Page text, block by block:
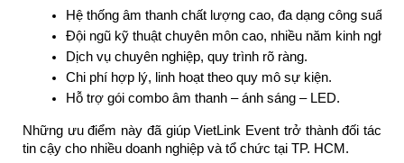
Hệ thống âm thanh chất lượng cao, đa dạng công suất.
Đội ngũ kỹ thuật chuyên môn cao, nhiều năm kinh
Dịch vụ chuyên nghiệp, quy trình rõ ràng.
Chi phí hợp lý, linh hoạt theo quy mô sự kiện.
Hỗ trợ gói combo âm thanh – ánh sáng – LED.
Những ưu điểm này đã giúp VietLink Event trở thành đối tác
tin cậy cho nhiều doanh nghiệp và tổ chức tại TP. HCM.